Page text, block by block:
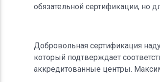
обязательной сертификации, но
Добровольная сертификация
который подтверждает
аккредитованные центры.